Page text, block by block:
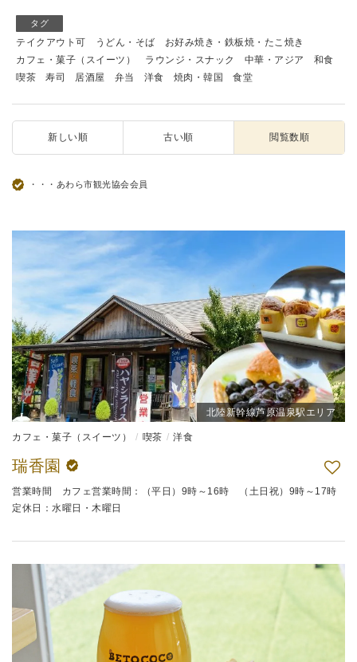
タグ
テイクアウト可 うどん・そば
お好み焼き・鉄板焼・たこ焼き
カフェ・菓子（スイーツ）
ラウンジ・スナック 中華・アジア
和食
喫茶
寿司 居酒屋 弁当 洋食 焼肉・韓国 食堂
新しい順 古い順 閲覧数順
・・・あわら市観光協会会員
北陸新幹線芦原温泉駅エリア
カフェ・菓子（スイーツ） 喫茶 洋食
瑞香園
営業時間 カフェ営業時間：（平日）9時～16時 （土日祝）9時～17時
定休日：水曜日・木曜日